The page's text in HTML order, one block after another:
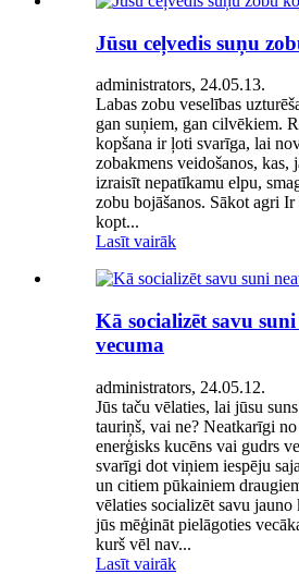
Jūsu ceļvedis suņu
administrators, 24.05.13.
Labas zobu veselības
gan suņiem, gan cilvēkiem.
kopšana ir ļoti svarīga, lai
zobakmens veidošanos, kas,
izraisīt nepatīkamu elpu,
zobu bojāšanos. Sākot agri Ir
kopt...
Lasīt vairāk
Kā socializēt savu
vecuma
administrators, 24.05.12.
Jūs taču vēlaties, lai jūsu
tauriņš, vai ne? Neatkarīgi
enerģisks kucēns vai gudrs
svarīgi dot viņiem iespēju
un citiem pūkainiem
vēlaties socializēt savu
jūs mēģināt pielāgoties
kurš vēl nav...
Lasīt vairāk